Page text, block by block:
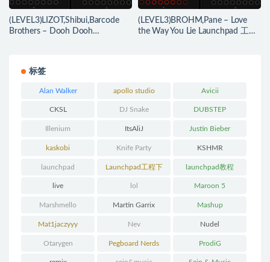
(LEVEL3)LIZOT,Shibui,Barcode
Brothers – Dooh Dooh
(LEVEL3)BROHM,Pane – Love
the Way You Lie Launchpad 工程
标签
Alan Walker apollo studio Avicii
CKSL DJ Snake DUBSTEP
Illenium ItsAliJ Justin Bieber
kaskobi Knife Party KSHMR
launchpad Launchpad工程下
载
launchpad教程
live lol Maroon 5
Marshmello Martin Garrix Mashup
Mat1jaczyyy Nev Nudel
Otarygen Pegboard Nerds ProdiG